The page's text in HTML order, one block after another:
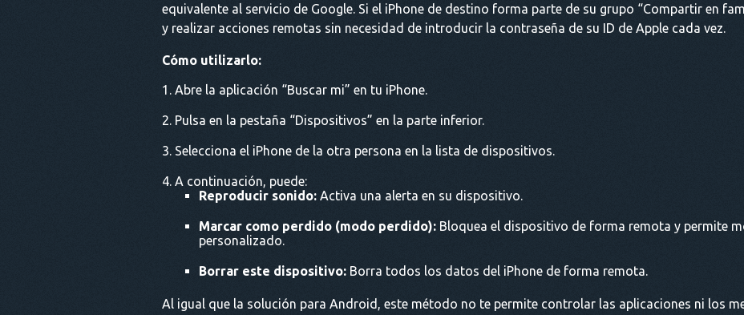
equivalente al servicio de Google. Si el iPhone de destino forma parte de su grupo “Compartir en
y realizar acciones remotas sin necesidad de introducir la contraseña de su ID de Apple cada vez.
Cómo utilizarlo:
Abre la aplicación “Buscar mi” en tu iPhone.
Pulsa en la pestaña “Dispositivos” en la parte inferior.
Selecciona el iPhone de la otra persona en la lista de dispositivos.
A continuación, puede:
Reproducir sonido: Activa una alerta en su dispositivo.
Marcar como perdido (modo perdido): Bloquea el dispositivo de forma remota y permite
personalizado.
Borrar este dispositivo: Borra todos los datos del iPhone de forma remota.
Al igual que la solución para Android, este método no te permite controlar las aplicaciones ni los